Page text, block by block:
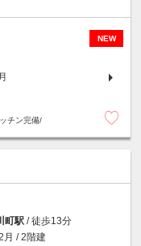
NEW
チン完備/
町駅 / 徒歩13分
月 / 2階建